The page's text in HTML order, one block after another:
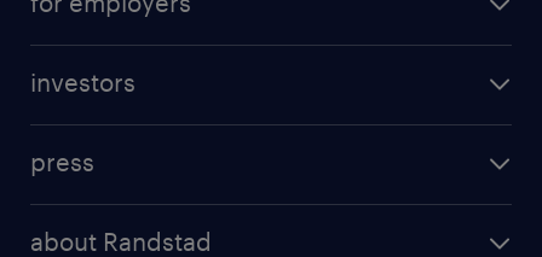
professional career
randstad professional
investors
results and reports
press
about Randstad